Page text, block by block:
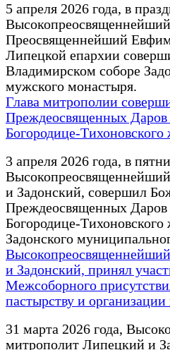
5 апреля 2026 года, в
Преосвященнейший
Липецкой епархии
Владимирском соборе
мужского монастыря.
Глава митрополии
Преждеосвященных Даров
Богородице-
3 апреля 2026 года, в
и Задонский, совершил
Преждеосвященных Даров
Богородице-
Задонского
и Задонский, принял
Межсоборного
пастырству и
31 марта 2026 года,
митрополит Липецкий и